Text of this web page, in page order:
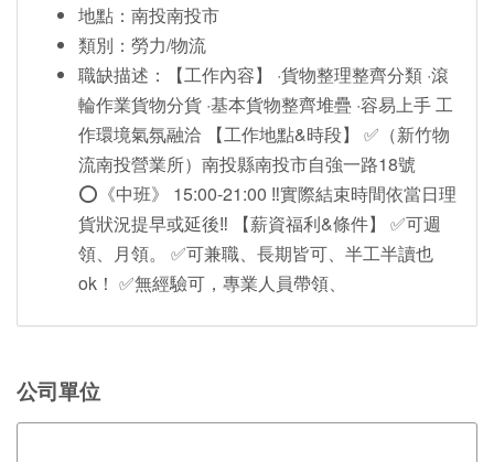
地點：南投南投市
類別：勞力/物流
職缺描述：【工作內容】 ·貨物整理整齊分類 ·滾
輪作業貨物分貨 ·基本貨物整齊堆疊 ·容易上手 工
作環境氣氛融洽 【工作地點&時段】 ✅（新竹物
流南投營業所）南投縣南投市自強一路18號
⭕️《中班》 15:00-21:00 ‼️實際結束時間依當日理
貨狀況提早或延後‼️ 【薪資福利&條件】 ✅可週
領、月領。 ✅可兼職、長期皆可、半工半讀也
ok！ ✅無經驗可，專業人員帶領、
公司單位